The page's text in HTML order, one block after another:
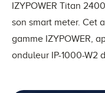
IZYPOWER Titan
son smart meter. Cet
gamme IZYPOWER,
onduleur IP-1000-W2